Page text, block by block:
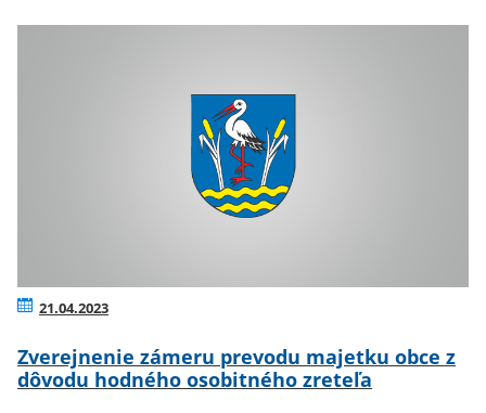
21.04.2023
Zverejnenie zámeru prevodu majetku obce z
dôvodu hodného osobitného zreteľa